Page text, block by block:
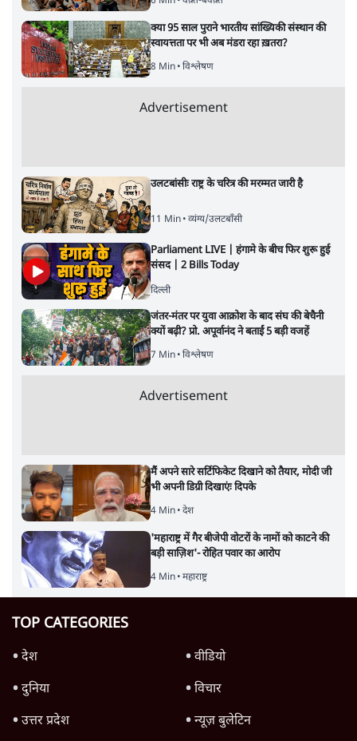
क्या 95 साल पुराने भारतीय सांख्यिकी संस्थान की
स्वायत्तता पर भी अब मंडरा रहा ख़तरा?
8 Min• विश्लेषण
Advertisement
उलटबांसीः राष्ट्र के चरित्र की मरम्मत जारी है
11 Min• व्यंग्य/उलटबाँसी
Parliament LIVE | हंगामे के बीच फिर शुरू हुई
संसद | 2 Bills Today
दिल्ली
जंतर-मंतर पर युवा आक्रोश के बाद संघ की बेचैनी
क्यों बढ़ी? प्रो. अपूर्वानंद ने बताईं 5 बड़ी वजहें
7 Min• विश्लेषण
Advertisement
मैं अपने सारे सर्टिफिकेट दिखाने को तैयार, मोदी जी
भी अपनी डिग्री दिखाएंः दिपके
4 Min• देश
'महाराष्ट्र में गैर बीजेपी वोटरों के नामों को काटने की
बड़ी साज़िश'- रोहित पवार का आरोप
4 Min• महाराष्ट्र
TOP CATEGORIES
देश
वीडियो
दुनिया
विचार
उत्तर प्रदेश
न्यूज़ बुलेटिन